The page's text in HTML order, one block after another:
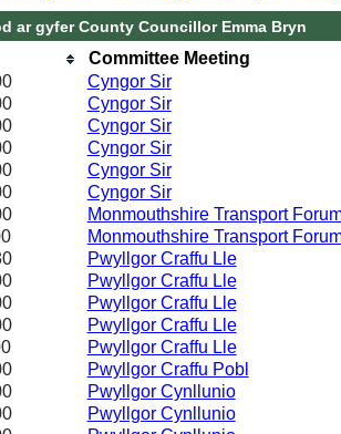
ar gyfer County Councillor Emma Bryn
Committee Meeting
Cyngor Sir
Cyngor Sir
Cyngor Sir
Cyngor Sir
Cyngor Sir
Cyngor Sir
Monmouthshire Transport
Monmouthshire Transport
Pwyllgor Craffu Lle
Pwyllgor Craffu Lle
Pwyllgor Craffu Lle
Pwyllgor Craffu Lle
Pwyllgor Craffu Lle
Pwyllgor Craffu Pobl
Pwyllgor Cynllunio
Pwyllgor Cynllunio